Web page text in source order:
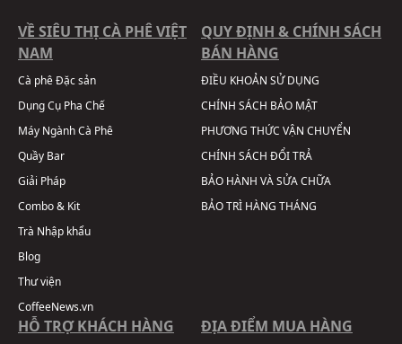
VỀ SIÊU THỊ CÀ PHÊ VIỆT
NAM
Cà phê Đặc sản
Dụng Cụ Pha Chế
Máy Ngành Cà Phê
Quầy Bar
Giải Pháp
Combo & Kit
Trà Nhập khẩu
Blog
Thư viện
CoffeeNews.vn
QUY ĐỊNH & CHÍNH SÁCH
BÁN HÀNG
ĐIỀU KHOẢN SỬ DỤNG
CHÍNH SÁCH BẢO MẬT
PHƯƠNG THỨC VẬN CHUYỂN
CHÍNH SÁCH ĐỔI TRẢ
BẢO HÀNH VÀ SỬA CHỮA
BẢO TRÌ HÀNG THÁNG
HỖ TRỢ KHÁCH HÀNG ĐỊA ĐIỂM MUA HÀNG